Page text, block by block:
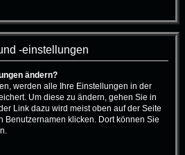
-einstellungen
ändern?
werden alle Ihre Einstellungen in der
Um diese zu ändern, gehen Sie in
Link dazu wird meist oben auf der Seite
Benutzernamen klicken. Dort können Sie